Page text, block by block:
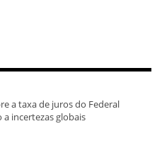
a taxa de juros do Federal
a incertezas globais